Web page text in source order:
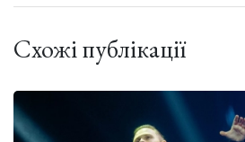
Схожі публікації